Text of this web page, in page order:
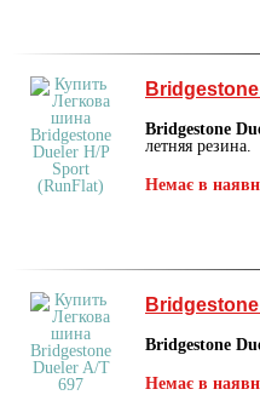
Bridgestone
летняя резина.
Немає в
Bridgestone
Немає в